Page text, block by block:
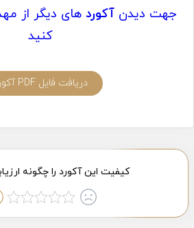
جهت دیدن آکورد های دیگر از
کنید
دریافت فایل PDF آکورد